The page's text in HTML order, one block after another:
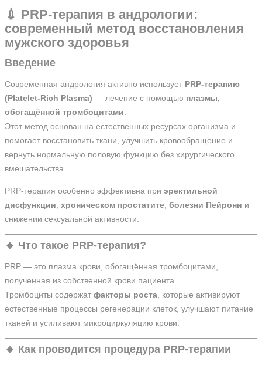
💉 PRP-терапия в андрологии:
современный метод восстановления
мужского здоровья
Введение
Современная андрология активно использует PRP-терапию
(Platelet-Rich Plasma) — лечение с помощью плазмы,
обогащённой тромбоцитами
Этот метод основан на естественных ресурсах организма и
помогает восстановить ткани, улучшить кровообращение и
вернуть нормальную половую функцию без хирургического
вмешательства.
PRP-терапия особенно эффективна при эректильной
дисфункции хроническом простатите болезни Пейрони и
снижении сексуальной активности.
🔹 Что такое PRP-терапия?
PRP — это плазма крови, обогащённая тромбоцитами,
полученная из собственной крови пациента.
Тромбоциты содержат факторы роста , которые активируют
естественные процессы регенерации клеток, улучшают питание
тканей и усиливают микроциркуляцию крови.
🔹 Как проводится процедура PRP-терапии